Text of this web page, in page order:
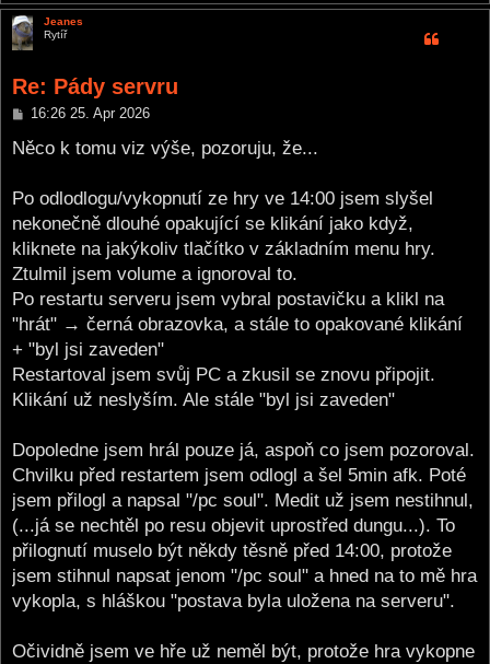
Jeanes
Rytíř
Re: Pády servru
P
s
16:26 25. Apr 2026
Něco k tomu viz výše, pozoruju, že...
Po odlodlogu/vykopnutí ze hry ve 14:00 jsem slyšel
nekonečně dlouhé opakující se klikání jako když,
kliknete na jakýkoliv tlačítko v základním menu hry.
Ztulmil jsem volume a ignoroval to.
Po restartu serveru jsem vybral postavičku a klikl na
"hrát" → černá obrazovka, a stále to opakované klikání
+ "byl jsi zaveden"
Restartoval jsem svůj PC a zkusil se znovu připojit.
Klikání už neslyším. Ale stále "byl jsi zaveden"
Dopoledne jsem hrál pouze já, aspoň co jsem pozoroval.
Chvilku před restartem jsem odlogl a šel 5min afk. Poté
jsem přilogl a napsal "/pc soul". Medit už jsem nestihnul,
(...já se nechtěl po resu objevit uprostřed dungu...). To
přilognutí muselo být někdy těsně před 14:00, protože
jsem stihnul napsat jenom "/pc soul" a hned na to mě hra
vykopla, s hláškou "postava byla uložena na serveru".
Očividně jsem ve hře už neměl být, protože hra vykopne